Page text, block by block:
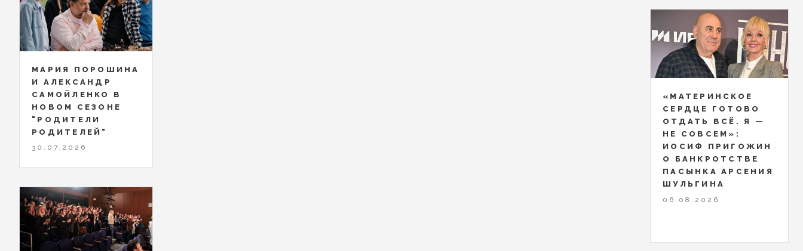
МАРИЯ ПОРОШИНА
И АЛЕКСАНДР
САМОЙЛЕНКО В
НОВОМ СЕЗОНЕ
"РОДИТЕЛИ
РОДИТЕЛЕЙ"
30.07.2026
«МАТЕРИНСКОЕ
СЕРДЦЕ ГОТОВО
ОТДАТЬ ВСЁ. Я —
НЕ СОВСЕМ»:
ИОСИФ ПРИГОЖИН
О БАНКРОТСТВЕ
ПАСЫНКА АРСЕНИЯ
ШУЛЬГИНА
06.08.2026